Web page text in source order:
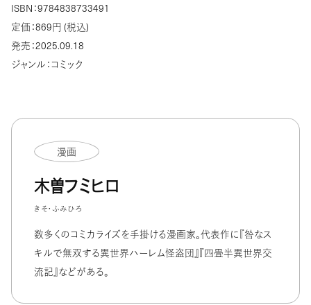
ISBN：9784838733491
定価：869円 (税込)
発売：2025.09.18
ジャンル：コミック
漫画
木曽フミヒロ
きそ・ふみひろ
数多くのコミカライズを手掛ける漫画家。代表作に『咎なス
キルで無双する異世界ハーレム怪盗団』『四畳半異世界交
流記』などがある。